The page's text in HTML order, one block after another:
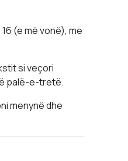
(e më vonë), me
si veçori
palë-e-tretë.
menynë dhe